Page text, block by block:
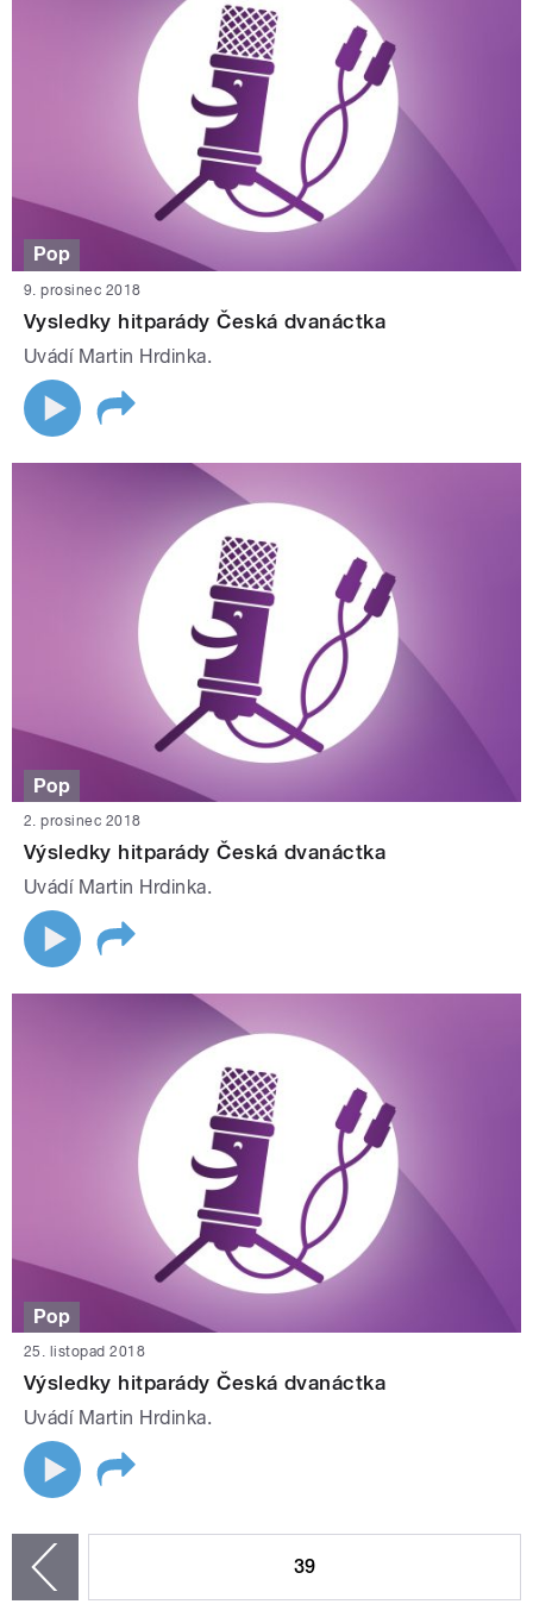
Pop
9. prosinec 2018
Vysledky hitparády Česká dvanáctka
Uvádí Martin Hrdinka.
Pop
2. prosinec 2018
Výsledky hitparády Česká dvanáctka
Uvádí Martin Hrdinka.
Pop
25. listopad 2018
Výsledky hitparády Česká dvanáctka
Uvádí Martin Hrdinka.
39